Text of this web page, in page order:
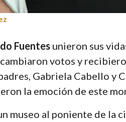
Fuentes unieron sus
votos y
Gabriela Cabello y
la emoción de este
museo al poniente de la